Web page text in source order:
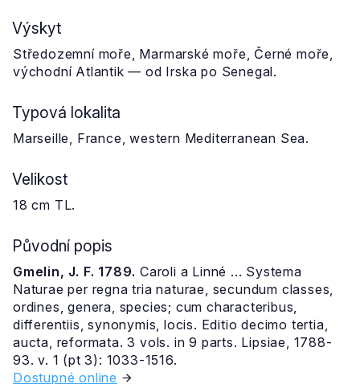
Výskyt
Středozemní moře, Marmarské moře, Černé moře,
východní Atlantik — od Irska po Senegal.
Typová lokalita
Marseille, France, western Mediterranean Sea.
Velikost
18 cm TL.
Původní popis
Gmelin, J. F. 1789. Caroli a Linné ... Systema
Naturae per regna tria naturae, secundum classes,
ordines, genera, species; cum characteribus,
differentiis, synonymis, locis. Editio decimo tertia,
aucta, reformata. 3 vols. in 9 parts. Lipsiae, 1788-
93. v. 1 (pt 3): 1033-1516.
Dostupné online